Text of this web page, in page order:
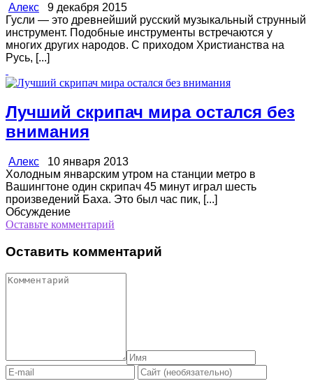
Алекс 9 декабря 2015
Гусли — это древнейший русский музыкальный струнный
инструмент. Подобные инструменты встречаются у
многих других народов. С приходом Христианства на
Русь, [...]
Лучший скрипач мира остался без
внимания
Алекс 10 января 2013
Холодным январским утром на станции метро в
Вашингтоне один скрипач 45 минут играл шесть
произведений Баха. Это был час пик, [...]
Обсуждение
Оставьте комментарий
Оставить комментарий